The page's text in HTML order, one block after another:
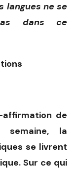
langues ne se
dans ce
de
semaine, la
se livrent
Sur ce qui